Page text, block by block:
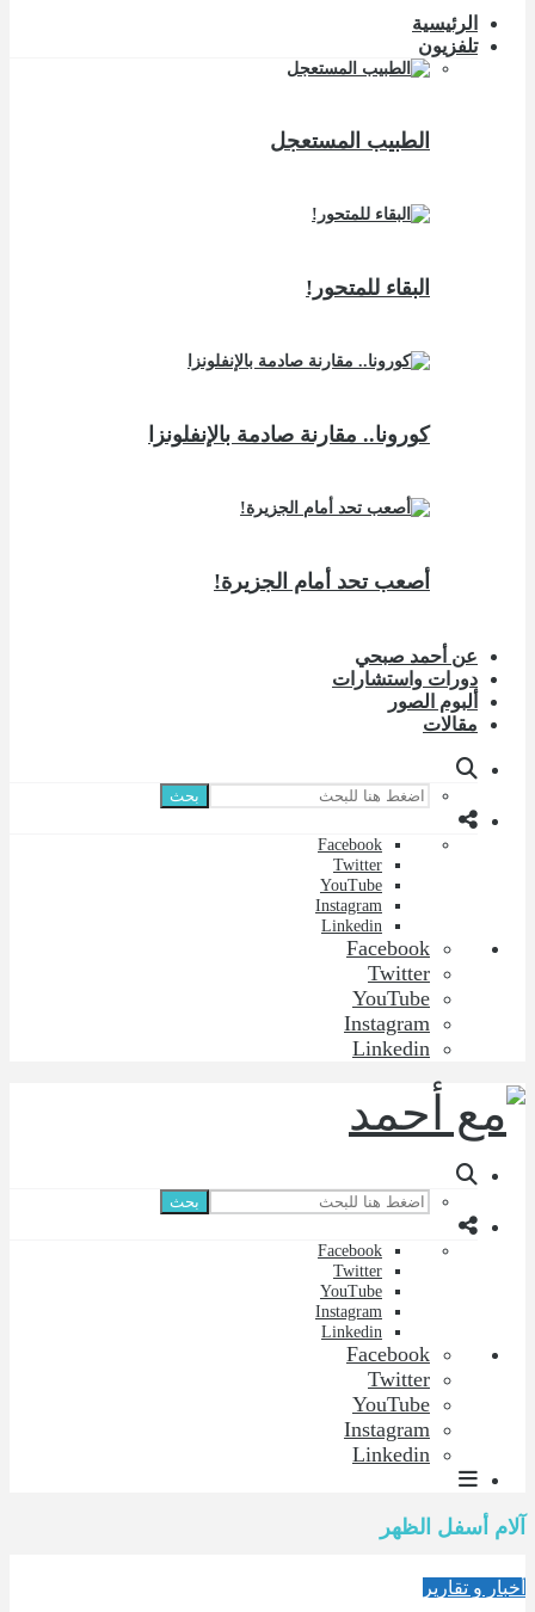
الرئيسية
تلفزيون
الطبيب المستعجل
البقاء للمتحور!
كورونا.. مقارنة صادمة بالإنفلونزا
أصعب تحد أمام الجزيرة!
عن أحمد صبحي
دورات واستشارات
ألبوم الصور
مقالات
بحث
Facebook
Twitter
YouTube
Instagram
Linkedin
Facebook
Twitter
YouTube
Instagram
Linkedin
بحث
Facebook
Twitter
YouTube
Instagram
Linkedin
Facebook
Twitter
YouTube
Instagram
Linkedin
آلام أسفل الظهر
أخبار و تقارير